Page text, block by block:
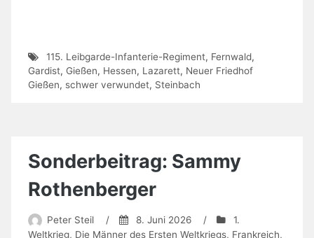
115. Leibgarde-Infanterie-Regiment, Fernwald,
Gardist, Gießen, Hessen, Lazarett, Neuer Friedhof
Gießen, schwer verwundet, Steinbach
Sonderbeitrag: Sammy
Rothenberger
Peter Steil / 8. Juni 2026 /
1.
Weltkrieg, Die Männer des Ersten Weltkriegs, Frankreich,